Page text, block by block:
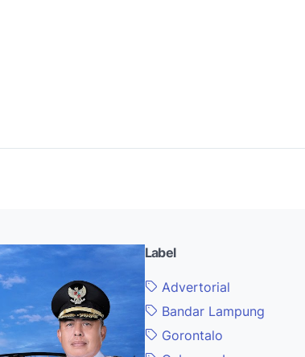
Label
Advertorial
Bandar Lampung
Gorontalo